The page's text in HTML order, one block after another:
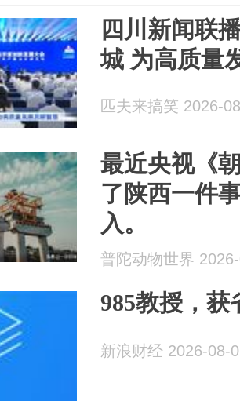
四川新闻联
城 为高质量
匹夫来搞笑 2026-
最近央视《
了陕西一件
入。
普陀动物世界
985教授，获
新浪财经 2026-08-